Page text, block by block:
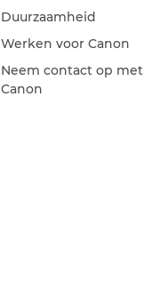
Duurzaamheid
Werken voor Canon
Neem contact op met
Canon